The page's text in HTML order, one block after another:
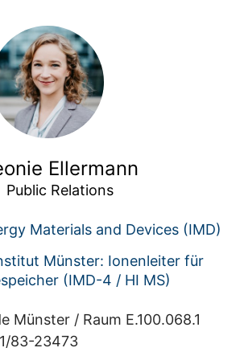
Ellermann
Public Relations
Materials and Devices (IMD)
Münster: Ionenleiter für
(IMD-4 / HI MS)
Münster / Raum E.100.068.1
83-23473